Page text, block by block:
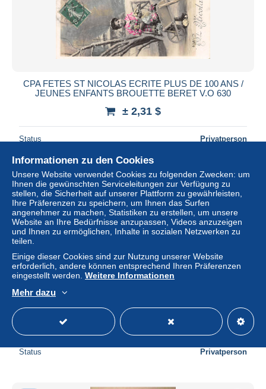
CPA FETES ST NICOLAS ECRITE PLUS DE 100 ANS /
JEUNES ENFANTS BROUETTE BERET V.O 630
± 2,31 $
Status Privatperson
ST NICOLAS TBE / VOIR SCAN RECTO-VERSO
Status Privatperson
Informationen zu den Cookies
Unsere Website verwendet Cookies zu folgenden Zwecken: um
Ihnen die gewünschten Serviceleitungen zur Verfügung zu
stellen, die Sicherheit auf unserer Plattform zu gewährleisten,
Ihre Präferenzen zu speichern, um Ihnen das Surfen
angenehmer zu machen, Statistiken zu erstellen, um unsere
Website an Ihre Bedürfnisse anzupassen, Videos anzuzeigen
und Ihnen zu ermöglichen, Inhalte in sozialen Netzwerken zu
teilen.
Einige dieser Cookies sind zur Nutzung unserer Website
erforderlich, andere können entsprechend Ihren Präferenzen
eingestellt werden. Weitere Informationen
Mehr dazu